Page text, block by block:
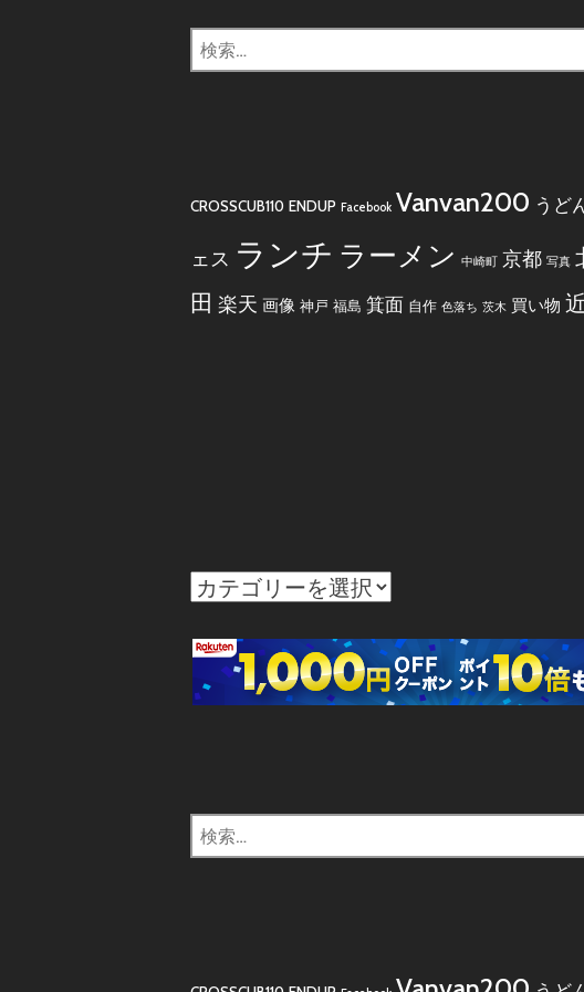
検
索:
CROSSCUB110 ENDUP Facebook Vanvan200 うど
ェス ランチ ラーメン 中崎町 京都 写真
田 楽天 画像 神戸 福島 箕面 自作 色落ち 茨木 買い物
カ
ゴ
リ
ー
検
索: